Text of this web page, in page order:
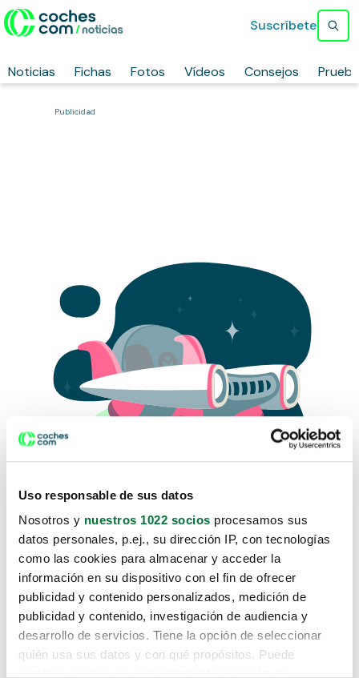
Uso responsable de sus datos
Nosotros y nuestros 1022 socios procesamos sus
datos personales, p.ej., su dirección IP, con tecnologías
como las cookies para almacenar y acceder la
información en su dispositivo con el fin de ofrecer
publicidad y contenido personalizados, medición de
publicidad y contenido, investigación de audiencia y
desarrollo de servicios. Tiene la opción de seleccionar
quién usa sus datos y con qué propósitos. Puede
Noticias Fichas Fotos Vídeos Consejos
Suscríbete
Publicidad
Lo sentimos, no sabemos como
te hemos traido hasta aquí.
Pero puedes encontrar el coche que estás
buscando en alguno de estos enlaces: